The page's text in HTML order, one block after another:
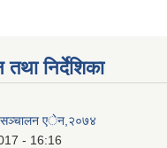
निर्देशिका
सञ्चालन एेन,२०७४
- 16:16